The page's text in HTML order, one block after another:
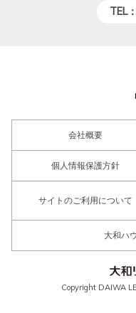
TEL
会社概要
個人情報保護方針
サイトのご利用について
大和ハ
Copyright DAIWA